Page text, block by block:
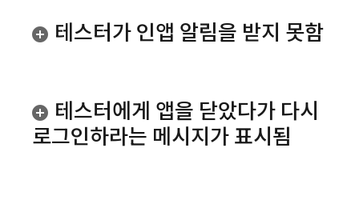
테스터가 인앱 알림을 받지 못함
테스터에게 앱을 닫았다가 다시
로그인하라는 메시지가 표시됨